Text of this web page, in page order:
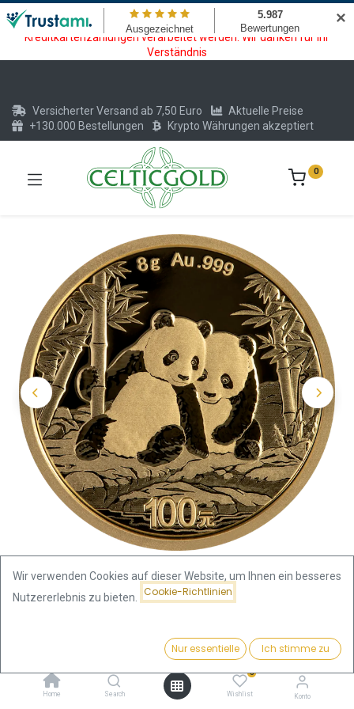
Wartungsarbeiten am Kreditkarten und Krypto Bezahlmodul. In der
Zeit vom 20.07. - 09.08.2026 können keine Krypto oder
Kreditkartenzahlungen verarbeitet werden. Wir danken für Ihr
Verständnis
1.074,77€ Kaufen
Home Search
0
Wishlist Konto
Versicherter Versand ab 7,50 Euro
Aktuelle Preise
+130.000 Bestellungen
Krypto Währungen akzeptiert
0
China Panda 8g Goldmünze
2026
Wir verwenden Cookies auf dieser Website, um Ihnen ein besseres
Nutzererlebnis zu bieten.
Cookie-Richtlinien
Nur essentielle Ich stimme zu
✕